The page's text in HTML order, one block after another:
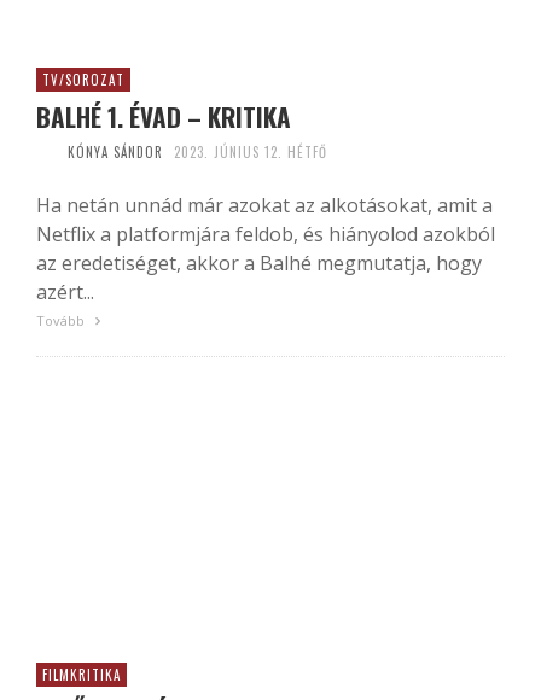
TV/SOROZAT
BALHÉ 1. ÉVAD – KRITIKA
KÓNYA SÁNDOR 2023. JÚNIUS 12. HÉTFŐ
Ha netán unnád már azokat az alkotásokat, amit a
Netflix a platformjára feldob, és hiányolod azokból
az eredetiséget, akkor a Balhé megmutatja, hogy
azért...
Tovább
FILMKRITIKA